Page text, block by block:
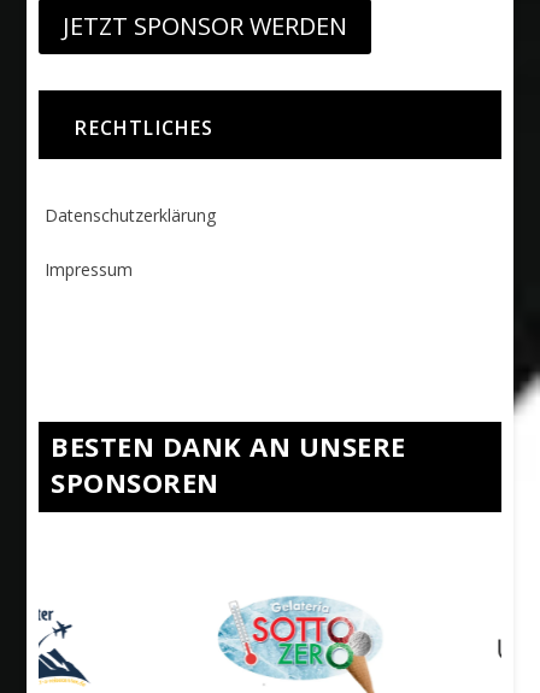
JETZT SPONSOR WERDEN
RECHTLICHES
Datenschutzerklärung
Impressum
BESTEN DANK AN UNSERE
SPONSOREN